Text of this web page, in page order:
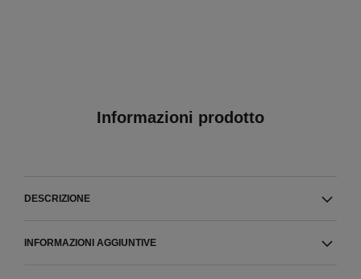
Informazioni prodotto
DESCRIZIONE
INFORMAZIONI AGGIUNTIVE